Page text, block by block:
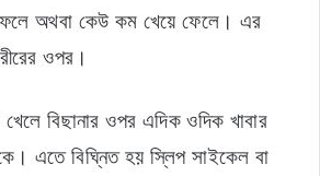
অথবা কেউ কম খেয়ে ফেলে। এর
ওপর।
খেলে বিছানার ওপর এদিক ওদিক খাবার
এতে বিঘ্নিত হয় স্লিপ সাইকেল বা